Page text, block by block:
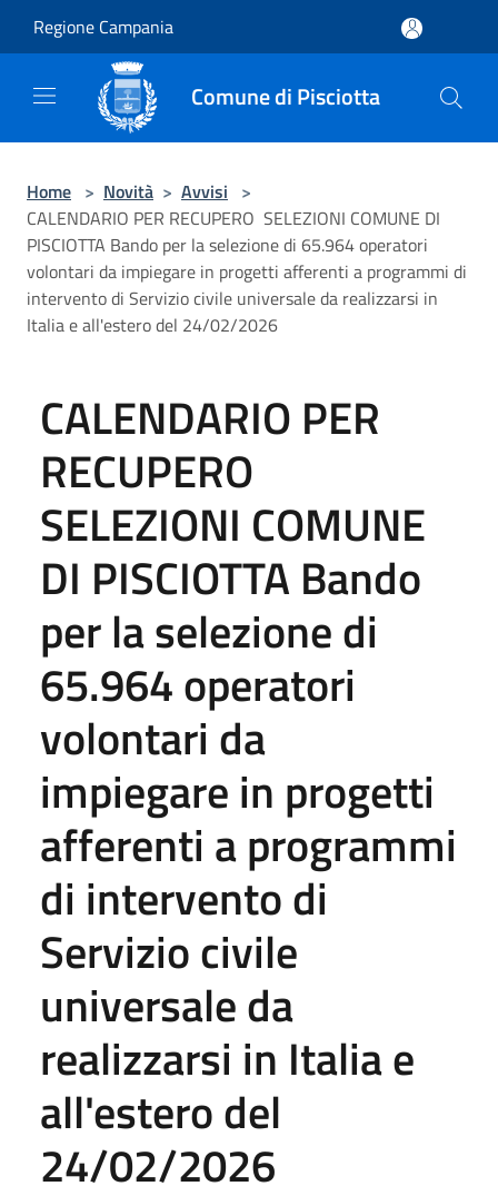
Regione Campania
Comune di Pisciotta
Home > Novità > Avvisi >
CALENDARIO PER RECUPERO SELEZIONI COMUNE DI
PISCIOTTA Bando per la selezione di 65.964 operatori
volontari da impiegare in progetti afferenti a programmi di
intervento di Servizio civile universale da realizzarsi in
Italia e all'estero del 24/02/2026
CALENDARIO PER
RECUPERO
SELEZIONI COMUNE
DI PISCIOTTA Bando
per la selezione di
65.964 operatori
volontari da
impiegare in progetti
afferenti a programmi
di intervento di
Servizio civile
universale da
realizzarsi in Italia e
all'estero del
24/02/2026